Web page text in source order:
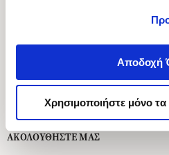
Αποδοχή
Χρησιμοποιήστε μόνο
Ασκληπιού 1-3,
Δευτέρα -
Εξυπηρέτηση Πελατών
ΑΚΟΛΟΥΘΗΣΤΕ ΜΑΣ